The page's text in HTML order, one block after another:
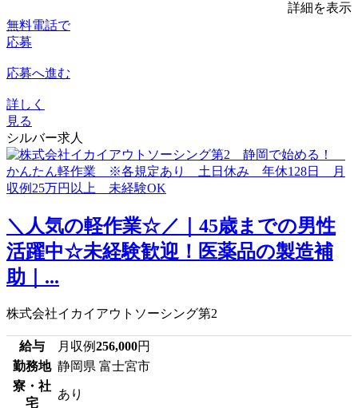
詳細を表示
無料電話で
応募
応募へ進む
詳しく
見る
シルバー求人
＼人気の軽作業☆／｜45歳までの男性
活躍中☆未経験歓迎！医薬品の製造補
助｜...
株式会社イカイアウトソーシング第2
給与 月収例256,000円
勤務地 静岡県 富士宮市
寮・社
宅
あり